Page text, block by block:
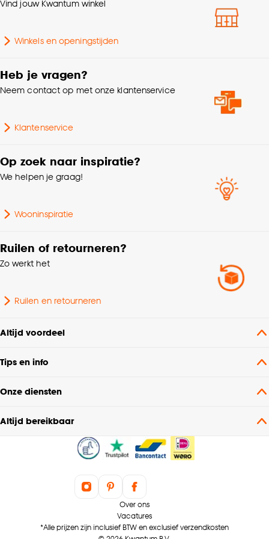
Goed om te weten is dat je deze keuze altijd nog
kan aanpassen, bekijk hiervoor onze
Gewicht gram per m2
% Verduisterend
Deels verduisterend
Vind jouw Kwantum winkel
Winkels en openingstijden
Heb je vragen?
Neem contact op met onze klantenservice
Klantenservice
Op zoek naar inspiratie?
We helpen je graag!
Wooninspiratie
Ruilen of retourneren?
Zo werkt het
Ruilen en retourneren
Altijd voordeel
Tips en info
Onze diensten
Altijd bereikbaar
Over ons
Vacatures
*Alle prijzen zijn inclusief BTW en exclusief verzendkosten